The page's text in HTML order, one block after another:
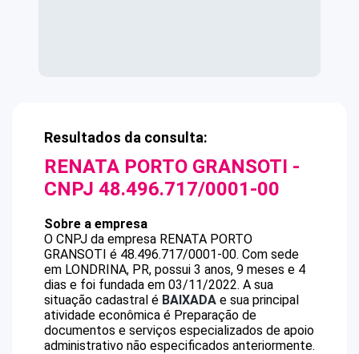
Resultados da consulta:
RENATA PORTO GRANSOTI -
CNPJ 48.496.717/0001-00
Sobre a empresa
O CNPJ da empresa RENATA PORTO
GRANSOTI é 48.496.717/0001-00. Com sede
em LONDRINA, PR, possui 3 anos, 9 meses e 4
dias e foi fundada em 03/11/2022. A sua
situação cadastral é BAIXADA e sua principal
atividade econômica é Preparação de
documentos e serviços especializados de apoio
administrativo não especificados anteriormente.